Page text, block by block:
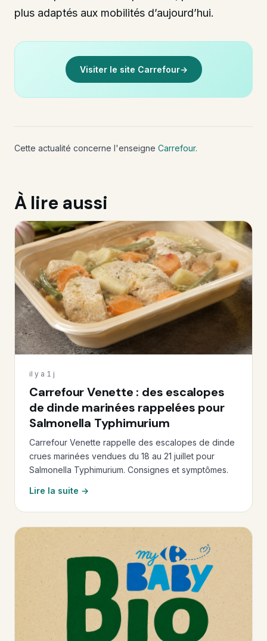
plus adaptés aux mobilités d’aujourd’hui.
Visiter le site Carrefour→
Cette actualité concerne l'enseigne Carrefour.
À lire aussi
il y a 1 j
Carrefour Venette : des escalopes
de dinde marinées rappelées pour
Salmonella Typhimurium
Carrefour Venette rappelle des escalopes de dinde
crues marinées vendues du 18 au 21 juillet pour
Salmonella Typhimurium. Consignes et symptômes.
Lire la suite →